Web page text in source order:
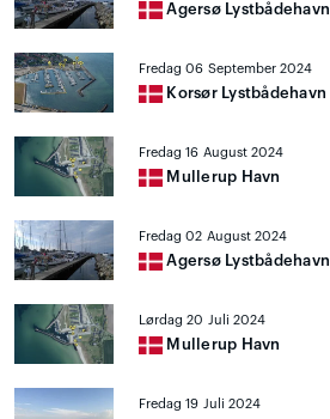
Agersø Lystbådehavn
Fredag 06 September 2024
Korsør Lystbådehavn
Fredag 16 August 2024
Mullerup Havn
Fredag 02 August 2024
Agersø Lystbådehavn
Lørdag 20 Juli 2024
Mullerup Havn
Fredag 19 Juli 2024